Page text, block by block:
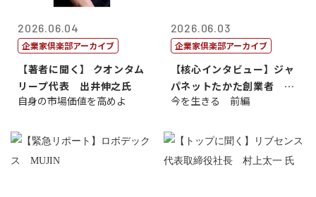
2026.06.04
企業家倶楽部アーカイブ
【著者に聞く】 クオンタム
リープ代表 出井伸之氏
自身の市場価値を高めよ
2026.06.03
企業家倶楽部アーカイブ
【核心インタビュー】ジャ
パネットたかた創業者 髙
田 明氏
今を生きる 前編